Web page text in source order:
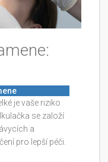
je vaše riziko
se založí
a
pro lepší péči.